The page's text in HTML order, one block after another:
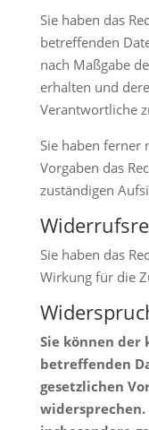
Sie haben das
betreffenden
nach Maßgabe
erhalten und
Verantwortliche
Sie haben ferner
Vorgaben das
zuständigen
Sie haben das
Wirkung für die
Sie können der
betreffenden
gesetzlichen